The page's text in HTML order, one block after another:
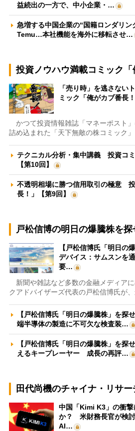
益続出の一方で、中小企業・…
急増する中国企業の“国籍ロンダリ
Temu…本社機能を海外に移転させ…
投資ノウハウ満載コミック「
「売り時」を逃さな
ミック「俺がカブ番長
かつて投資情報雑誌「マネーポスト
詰め込まれた「天下無敵の株コミック
テクニカル分析・集中講義 投資コミ
【第10回】
不透明相場に勝つ信用取引の極意
長！」【第9回】
戸松信博の明日の爆騰株を探
【戸松信博氏「明日の
デバイス：サムスンを
要…
新聞や雑誌など多数の金融メディア
クアドバイザーズ代表の戸松信博氏が
【戸松信博氏「明日の爆騰株」を探
端半導体の製造に不可欠な検査装…
【戸松信博氏「明日の爆騰株」を探
えるキープレーヤー 成長の再評…
田代尚機のチャイナ・リサー
中国「Kimi K3」の衝
か？ 米財務長官が検
AI…